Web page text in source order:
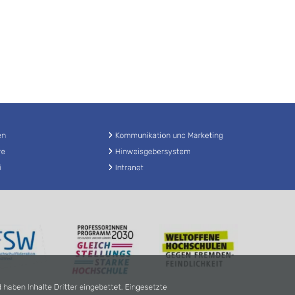
Kommunikation und Marketing
Hinweisgebersystem
Intranet
haben Inhalte Dritter eingebettet. Eingesetzte